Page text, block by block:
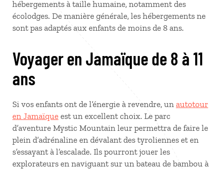
hébergements à taille humaine, notamment des
écolodges. De manière générale, les hébergements ne
sont pas adaptés aux enfants de moins de 8 ans.
Voyager en Jamaïque de 8 à 11
ans
Si vos enfants ont de l’énergie à revendre, un autotour
en Jamaïque est un excellent choix. Le parc
d’aventure Mystic Mountain leur permettra de faire le
plein d’adrénaline en dévalant des tyroliennes et en
s’essayant à l’escalade. Ils pourront jouer les
explorateurs en naviguant sur un bateau de bambou à